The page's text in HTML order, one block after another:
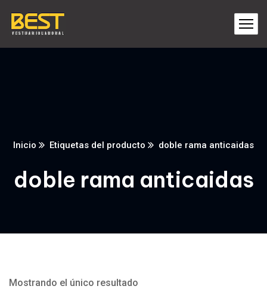
Inicio Etiquetas del producto doble rama anticaidas
doble rama anticaidas
Mostrando el único resultado